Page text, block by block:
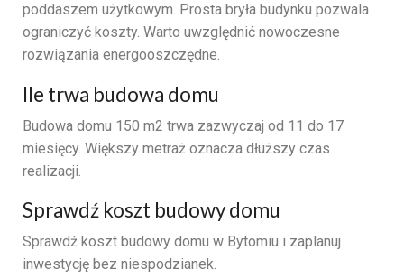
poddaszem użytkowym. Prosta bryła budynku pozwala
ograniczyć koszty. Warto uwzględnić nowoczesne
rozwiązania energooszczędne.
Ile trwa budowa domu
Budowa domu 150 m2 trwa zazwyczaj od 11 do 17
miesięcy. Większy metraż oznacza dłuższy czas
realizacji.
Sprawdź koszt budowy domu
Sprawdź koszt budowy domu w Bytomiu i zaplanuj
inwestycję bez niespodzianek.